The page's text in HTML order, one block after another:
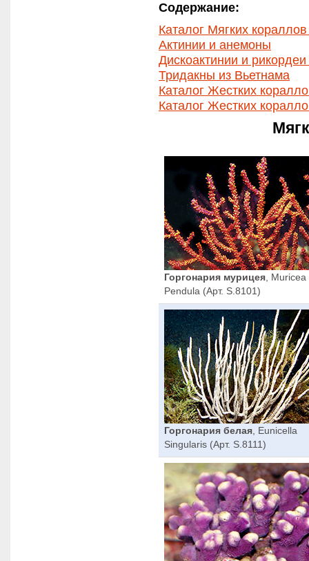
Содержание:
Каталог Мягких
Актинии и анемоны
Дискоактинии и
Тридакны из Вьетнама
Каталог Жестких
Каталог Жестких
Горгонария мурицея , Muricea
Pendula (Арт. S.8101)
Горгонария белая , Eunicella
Singularis (Арт. S.8111)